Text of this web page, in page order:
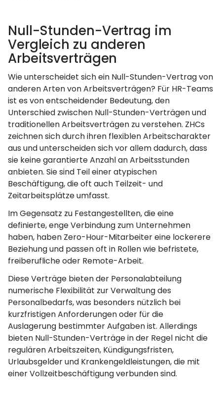
Null-Stunden-Vertrag im
Vergleich zu anderen
Arbeitsverträgen
Wie unterscheidet sich ein Null-Stunden-Vertrag von
anderen Arten von Arbeitsverträgen? Für HR-Teams
ist es von entscheidender Bedeutung, den
Unterschied zwischen Null-Stunden-Verträgen und
traditionellen Arbeitsverträgen zu verstehen. ZHCs
zeichnen sich durch ihren flexiblen Arbeitscharakter
aus und unterscheiden sich vor allem dadurch, dass
sie keine garantierte Anzahl an Arbeitsstunden
anbieten. Sie sind Teil einer atypischen
Beschäftigung, die oft auch Teilzeit- und
Zeitarbeitsplätze umfasst.
Im Gegensatz zu Festangestellten, die eine
definierte, enge Verbindung zum Unternehmen
haben, haben Zero-Hour-Mitarbeiter eine lockerere
Beziehung und passen oft in Rollen wie befristete,
freiberufliche oder Remote-Arbeit.
Diese Verträge bieten der Personalabteilung
numerische Flexibilität zur Verwaltung des
Personalbedarfs, was besonders nützlich bei
kurzfristigen Anforderungen oder für die
Auslagerung bestimmter Aufgaben ist. Allerdings
bieten Null-Stunden-Verträge in der Regel nicht die
regulären Arbeitszeiten, Kündigungsfristen,
Urlaubsgelder und Krankengeldleistungen, die mit
einer Vollzeitbeschäftigung verbunden sind.